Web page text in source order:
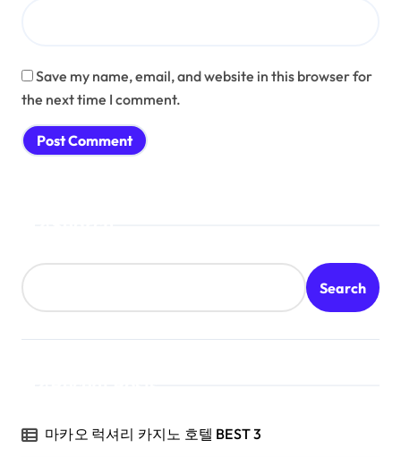
Save my name, email, and website in this browser for
the next time I comment.
Search
마카오 럭셔리 카지노 호텔 BEST 3